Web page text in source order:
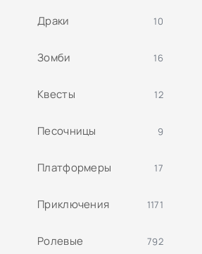
Драки 10
Зомби 16
Квесты 12
Песочницы 9
Платформеры 17
Приключения 1171
Ролевые 792